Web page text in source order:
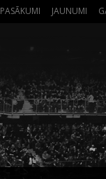
PASĀKUMI JAUNUMI